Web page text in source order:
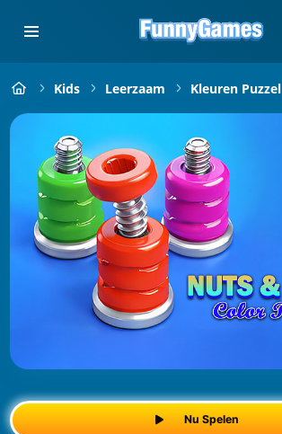
Kids Leerzaam Kleuren Puzzel
Nu Spelen